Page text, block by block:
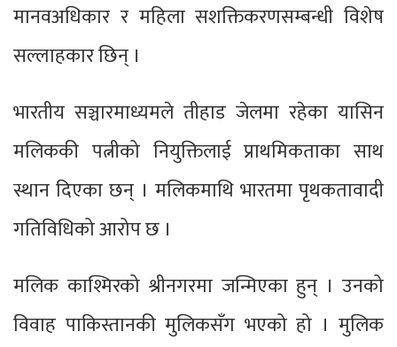
मानवअधिकार र महिला सशक्तिकरणसम्बन्धी विशेष
सल्लाहकार छिन् ।
भारतीय सञ्चारमाध्यमले तीहाड जेलमा रहेका यासिन
मलिककी पत्नीको नियुक्तिलाई प्राथमिकताका साथ
स्थान दिएका छन् । मलिकमाथि भारतमा पृथकतावादी
गतिविधिको आरोप छ ।
मलिक काश्मिरको श्रीनगरमा जन्मिएका हुन् । उनको
विवाह पाकिस्तानकी मुलिकसँग भएको हो । मुलिक